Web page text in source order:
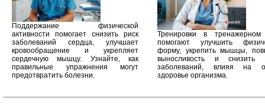
Поддержание физической
активности помогает снизить риск
заболеваний сердца, улучшает
кровообращение и укрепляет
сердечную мышцу. Узнайте, как
правильные упражнения могут
предотвратить болезни.
Тренировки в тренажерном
помогают улучшить
форму, укрепить мышцы,
выносливость и снизить
заболеваний, влияя на
здоровье организма.